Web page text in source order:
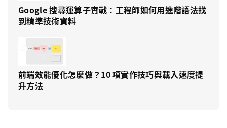
Google 搜尋運算子實戰：工程師如何用進階語法找
到精準技術資料
前端效能優化怎麼做？10 項實作技巧與載入速度提
升方法